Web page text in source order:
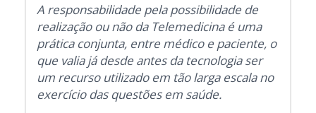
A responsabilidade pela possibilidade de
realização ou não da Telemedicina é uma
prática conjunta, entre médico e paciente, o
que valia já desde antes da tecnologia ser
um recurso utilizado em tão larga escala no
exercício das questões em saúde.